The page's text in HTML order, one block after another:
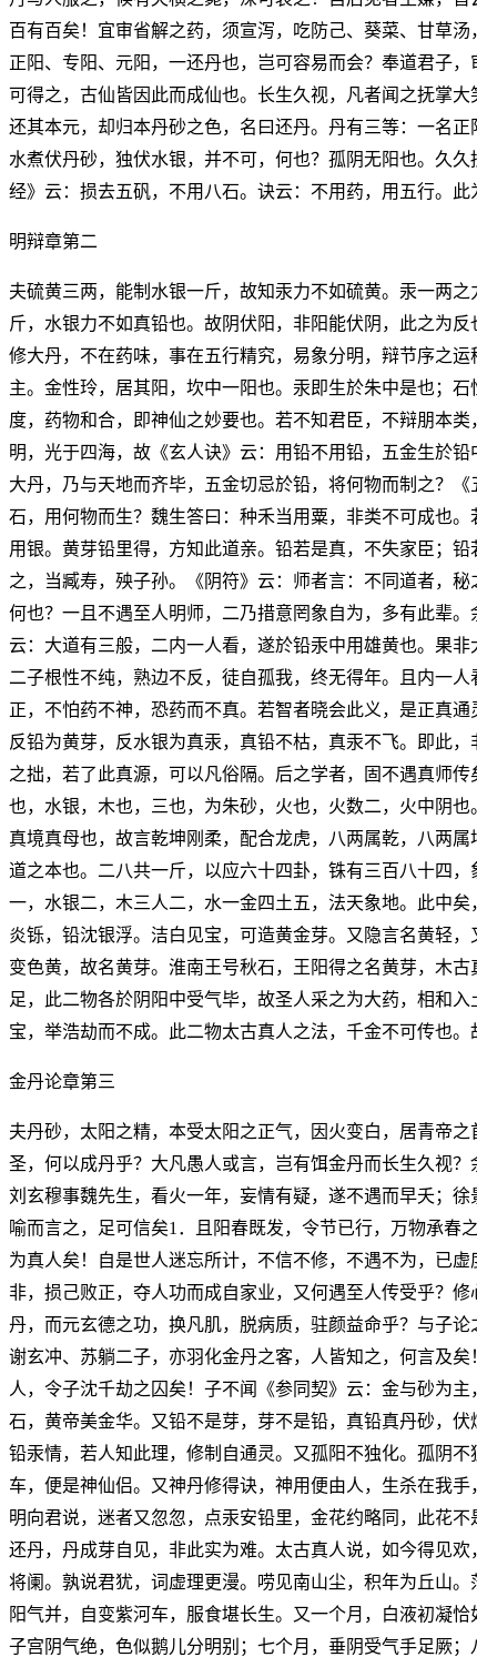
百有百矣！宜审省解之药，须宣泻，吃防己、葵菜、甘草
正阳、专阳、元阳，一还丹也，岂可容易而会？奉道君子
可得之，古仙皆因此而成仙也。长生久视，凡者闻之抚掌
还其本元，却归本丹砂之色，名曰还丹。丹有三等：一名
水煮伏丹砂，独伏水银，并不可，何也？孤阴无阳也。久
经》云：损去五矾，不用八石。诀云：不用药，用五行。此
明辩章第二
夫硫黄三两，能制水银一斤，故知汞力不如硫黄。汞一两
斤，水银力不如真铅也。故阴伏阳，非阳能伏阴，此之为
修大丹，不在药味，事在五行精究，易象分明，辩节序之
主。金性玲，居其阳，坎中一阳也。汞即生於朱中是也；
度，药物和合，即神仙之妙要也。若不知君臣，不辩朋本
明，光于四海，故《玄人诀》云：用铅不用铅，五金生於
大丹，乃与天地而齐毕，五金切忌於铅，将何物而制之？
石，用何物而生？魏生答曰：种禾当用粟，非类不可成也
用银。黄芽铅里得，方知此道亲。铅若是真，不失家臣；
之，当臧寿，殃子孙。《阴符》云：师者言：不同道者，
何也？一且不遇至人明师，二乃措意罔象自为，多有此辈
云：大道有三般，二内一人看，遂於铅汞中用雄黄也。果
二子根性不纯，熟边不反，徒自孤我，终无得年。且内一
正，不怕药不神，恐药而不真。若智者晓会此义，是正真
反铅为黄芽，反水银为真汞，真铅不枯，真汞不飞。即此
之拙，若了此真源，可以凡俗隔。后之学者，固不遇真师
也，水银，木也，三也，为朱砂，火也，火数二，火中阴
真境真母也，故言乾坤刚柔，配合龙虎，八两属乾，八两
道之本也。二八共一斤，以应六十四卦，铢有三百八十四
一，水银二，木三人二，水一金四土五，法天象地。此中
炎铄，铅沈银浮。洁白见宝，可造黄金芽。又隐言名黄轻
变色黄，故名黄芽。淮南王号秋石，王阳得之名黄芽，木
足，此二物各於阴阳中受气毕，故圣人采之为大药，相和
宝，举浩劫而不成。此二物太古真人之法，千金不可传也。
金丹论章第三
夫丹砂，太阳之精，本受太阳之正气，因火变白，居青帝
圣，何以成丹乎？大凡愚人或言，岂有饵金丹而长生久视
刘玄穆事魏先生，看火一年，妄情有疑，遂不遇而早夭；
喻而言之，足可信矣1．且阳春既发，令节已行，万物承
为真人矣！自是世人迷忘所计，不信不修，不遇不为，已
非，损己败正，夺人功而成自家业，又何遇至人传受乎？
丹，而元玄德之功，换凡肌，脱病质，驻颜益命乎？与子
谢玄冲、苏躺二子，亦羽化金丹之客，人皆知之，何言及
人，令子沈千劫之囚矣！子不闻《参同契》云：金与砂为
石，黄帝美金华。又铅不是芽，芽不是铅，真铅真丹砂，
铅汞情，若人知此理，修制自通灵。又孤阳不独化。孤阴
车，便是神仙侣。又神丹修得诀，神用便由人，生杀在我
明向君说，迷者又忽忽，点汞安铅里，金花约略同，此花
还丹，丹成芽自见，非此实为难。太古真人说，如今得见
将阑。孰说君犹，词虚理更漫。唠见南山尘，积年为丘山
阳气并，自变紫河车，服食堪长生。又一个月，白液初凝
子宫阴气绝，色似鹅儿分明别；七个月，垂阴受气手足厥